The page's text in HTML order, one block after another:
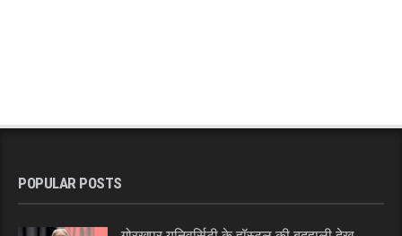
POPULAR POSTS